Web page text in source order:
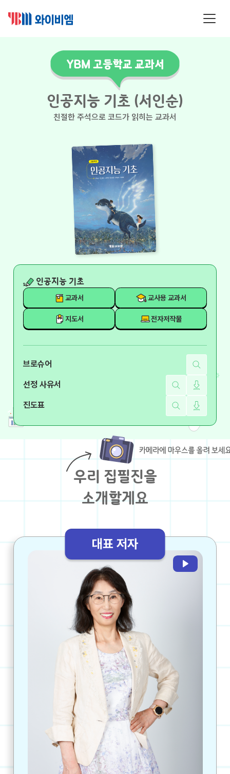
인공지능 기초 (서인순)
친절한 주석으로 코드가 읽히는 교과서
인공지능 기초
교과서
교사용 교과서
지도서 전자저작물
브로슈어
선정 사유서
진도표
우리 집필진을
소개할게요